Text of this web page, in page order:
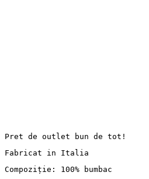
Pret de outlet bun de tot!
Fabricat in Italia
Compoziție: 100% bumbac